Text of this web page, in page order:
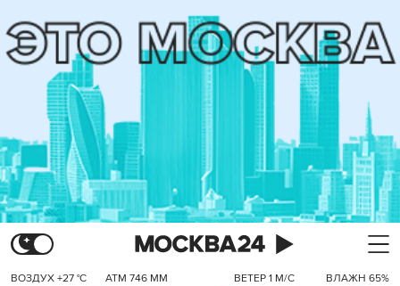
ВОЗДУХ +27 °C АТМ 746 ММ ВЕТЕР 1 М/С ВЛАЖН 65%